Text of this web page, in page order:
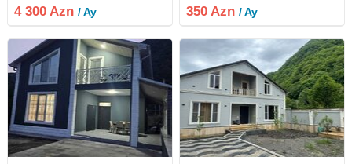
Breeze" 5 dəq, Landau məktəbə
yaxın, Rahat marketə 2 dəqiqə
4 300 Azn/ Ay
ev di evi aile ve xanim lara ve
oglan lara verilir uzun mudetli
350 Azn/ Ay